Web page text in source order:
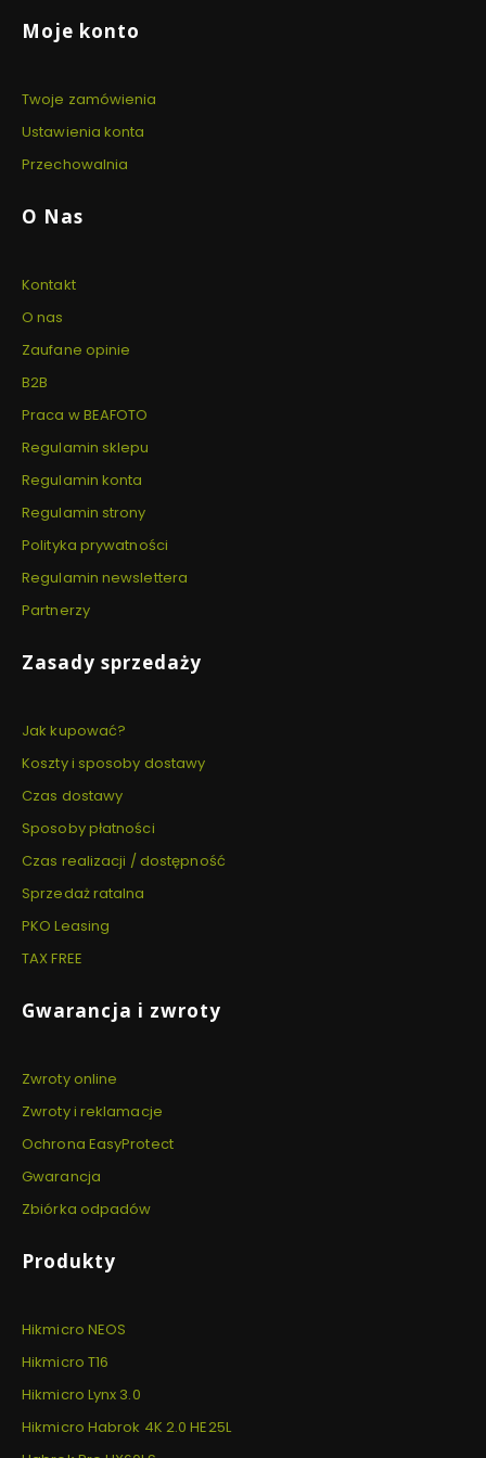
Linki w stopce
Moje konto
Twoje zamówienia
Ustawienia konta
Przechowalnia
O Nas
Kontakt
O nas
Zaufane opinie
B2B
Praca w BEAFOTO
Regulamin sklepu
Regulamin konta
Regulamin strony
Polityka prywatności
Regulamin newslettera
Partnerzy
Zasady sprzedaży
Jak kupować?
Koszty i sposoby dostawy
Czas dostawy
Sposoby płatności
Czas realizacji / dostępność
Sprzedaż ratalna
PKO Leasing
TAX FREE
Gwarancja i zwroty
Zwroty online
Zwroty i reklamacje
Ochrona EasyProtect
Gwarancja
Zbiórka odpadów
Produkty
Hikmicro NEOS
Hikmicro T16
Hikmicro Lynx 3.0
Hikmicro Habrok 4K 2.0 HE25L